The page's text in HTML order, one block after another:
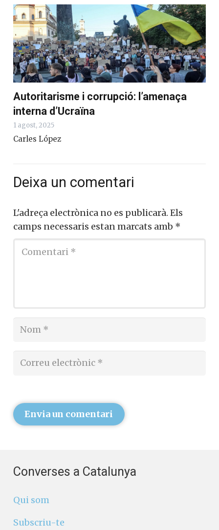
Autoritarisme i corrupció: l’amenaça
interna d’Ucraïna
1 agost, 2025
Carles López
Deixa un comentari
L'adreça electrònica no es publicarà. Els
camps necessaris estan marcats amb *
Envia un comentari
Converses a Catalunya
Qui som
Subscriu-te